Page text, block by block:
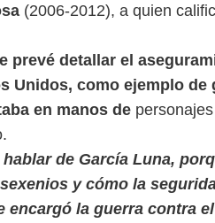
(2006-2012), a quien
prevé detallar el
Unidos, como ejemplo de
en manos de
de García Luna,
y cómo la
encargó la guerra contra